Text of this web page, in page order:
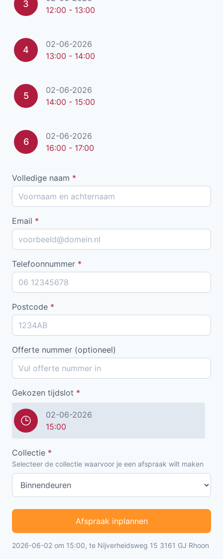
3
12:00 - 13:00
4
02-06-2026
13:00 - 14:00
5
02-06-2026
14:00 - 15:00
6
02-06-2026
16:00 - 17:00
Volledige naam *
Email *
Telefoonnummer *
Postcode *
Offerte nummer (optioneel)
Gekozen tijdslot *
02-06-2026
15:00
Collectie *
Selecteer de collectie waarvoor je een afspraak wilt maken
Afspraak inplannen
2026-06-02 om 15:00, te Nijverheidsweg 15 3161 GJ Rhoon